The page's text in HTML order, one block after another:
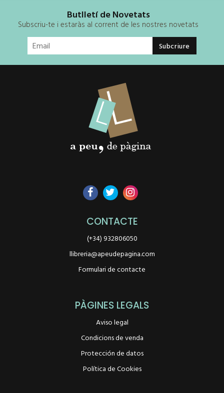
Butlletí de Novetats
Subscriu-te i estaràs al corrent de les nostres novetats
CONTACTE
(+34) 932806050
llibreria@apeudepagina.com
Formulari de contacte
PÀGINES LEGALS
Aviso legal
Condicions de venda
Protección de datos
Política de Cookies